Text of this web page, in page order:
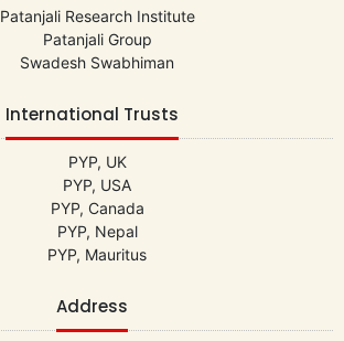
Patanjali Research Institute
Patanjali Group
Swadesh Swabhiman
International Trusts
PYP, UK
PYP, USA
PYP, Canada
PYP, Nepal
PYP, Mauritus
Address